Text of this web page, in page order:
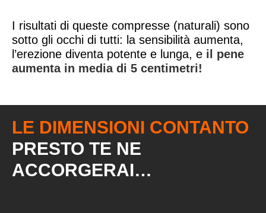
I risultati di queste compresse (naturali) sono
sotto gli occhi di tutti: la sensibilità aumenta,
l’erezione diventa potente e lunga, e il pene
aumenta in media di 5 centimetri!
LE DIMENSIONI CONTANTO
PRESTO TE NE
ACCORGERAI…